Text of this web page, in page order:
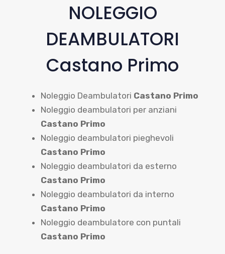
NOLEGGIO
DEAMBULATORI
Castano Primo
Noleggio Deambulatori Castano Primo
Noleggio deambulatori per anziani
Castano Primo
Noleggio deambulatori pieghevoli
Castano Primo
Noleggio deambulatori da esterno
Castano Primo
Noleggio deambulatori da interno
Castano Primo
Noleggio deambulatore con puntali
Castano Primo